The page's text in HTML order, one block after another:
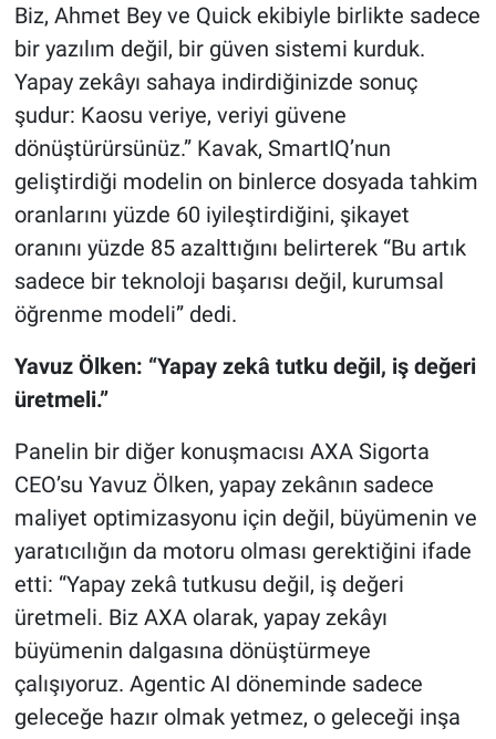
Biz, Ahmet Bey ve Quick ekibiyle birlikte sadece
bir yazılım değil, bir güven sistemi kurduk.
Yapay zekâyı sahaya indirdiğinizde sonuç
şudur: Kaosu veriye, veriyi güvene
dönüştürürsünüz.” Kavak, SmartIQ’nun
geliştirdiği modelin on binlerce dosyada tahkim
oranlarını yüzde 60 iyileştirdiğini, şikayet
oranını yüzde 85 azalttığını belirterek “Bu artık
sadece bir teknoloji başarısı değil, kurumsal
öğrenme modeli” dedi.
Yavuz Ölken: “Yapay zekâ tutku değil, iş değeri
üretmeli.”
Panelin bir diğer konuşmacısı AXA Sigorta
CEO’su Yavuz Ölken, yapay zekânın sadece
maliyet optimizasyonu için değil, büyümenin ve
yaratıcılığın da motoru olması gerektiğini ifade
etti: “Yapay zekâ tutkusu değil, iş değeri
üretmeli. Biz AXA olarak, yapay zekâyı
büyümenin dalgasına dönüştürmeye
çalışıyoruz. Agentic AI döneminde sadece
geleceğe hazır olmak yetmez, o geleceği inşa